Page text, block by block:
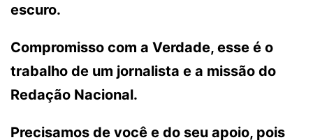
escuro.
Compromisso com a Verdade, esse é o
trabalho de um jornalista e a missão do
Redação Nacional.
Precisamos de você e do seu apoio, pois